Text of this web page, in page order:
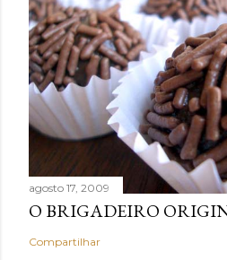
agosto 17, 2009
O BRIGADEIRO
Compartilhar